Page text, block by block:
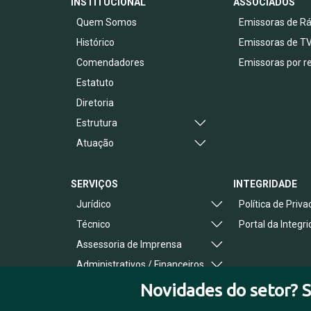
Novidades do setor?
Quem Somos
Histórico
Comendadores
Estatuto
Diretoria
Estrutura
Atuação
Emissoras de
Emissoras de
Emissoras por
SERVIÇOS
Jurídico
Técnico
Assessoria de Imprensa
Administrativos / Financeiros
Benefícios ao Associado
INTEGRIDADE
Política de
Portal da